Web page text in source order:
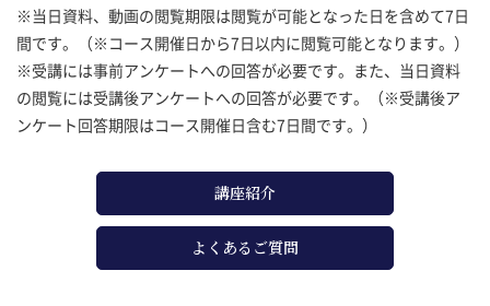
※当日資料、動画の閲覧期限は閲覧が可能となった日を含めて7日
間です。（※コース開催日から7日以内に閲覧可能となります。）
※受講には事前アンケートへの回答が必要です。また、当日資料
の閲覧には受講後アンケートへの回答が必要です。（※受講後ア
ンケート回答期限はコース開催日含む7日間です。）
講座紹介
よくあるご質問